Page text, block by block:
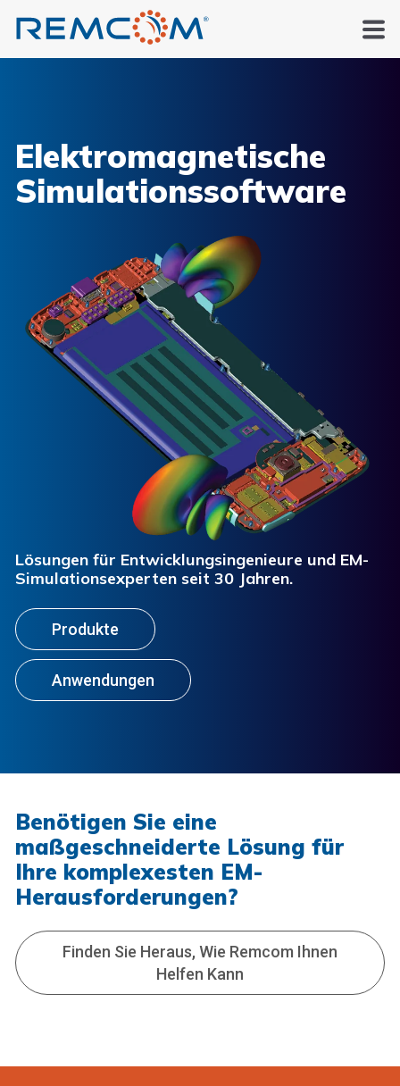
Elektromagnetische
Simulationssoftware
Lösungen für Entwicklungsingenieure und EM-
Simulationsexperten seit 30 Jahren.
Produkte
Anwendungen
Benötigen Sie eine
maßgeschneiderte Lösung für
Ihre komplexesten EM-
Herausforderungen?
Finden Sie Heraus, Wie Remcom Ihnen
Helfen Kann